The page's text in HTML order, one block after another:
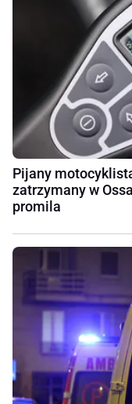
Pijany
zatrzymany w
promila